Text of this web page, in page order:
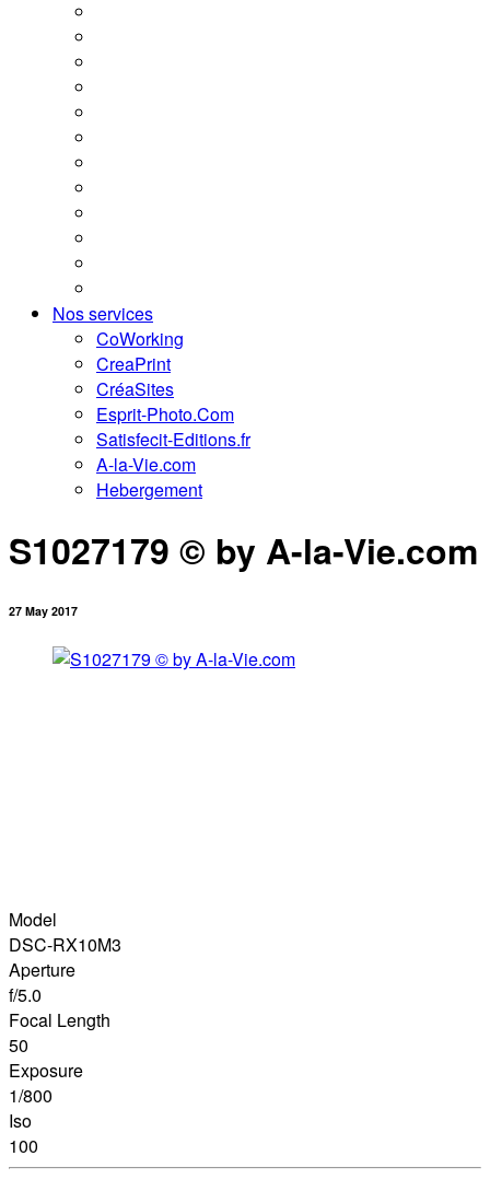
Nos services
CoWorking
CreaPrint
CréaSites
Esprit-Photo.Com
Satisfecit-Editions.fr
A-la-Vie.com
Hebergement
S1027179 © by A-la-Vie.com
27 May 2017
Model
DSC-RX10M3
Aperture
f/5.0
Focal Length
50
Exposure
1/800
Iso
100